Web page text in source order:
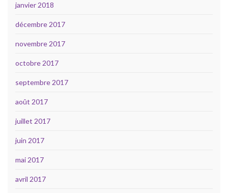
janvier 2018
décembre 2017
novembre 2017
octobre 2017
septembre 2017
août 2017
juillet 2017
juin 2017
mai 2017
avril 2017